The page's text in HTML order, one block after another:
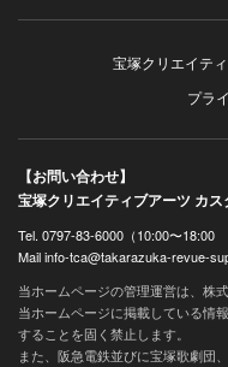
宝塚クリエイテ
プラ
【お問い合わせ】
宝塚クリエイティブアーツ カ
Tel. 0797-83-6000（10:00〜18:00
Mail info-tca@takarazuka-revue-
当ホームページの管理運営は、株
当ホームページに掲載している情
することを固く禁止します。
また、阪急電鉄並びに宝塚歌劇団